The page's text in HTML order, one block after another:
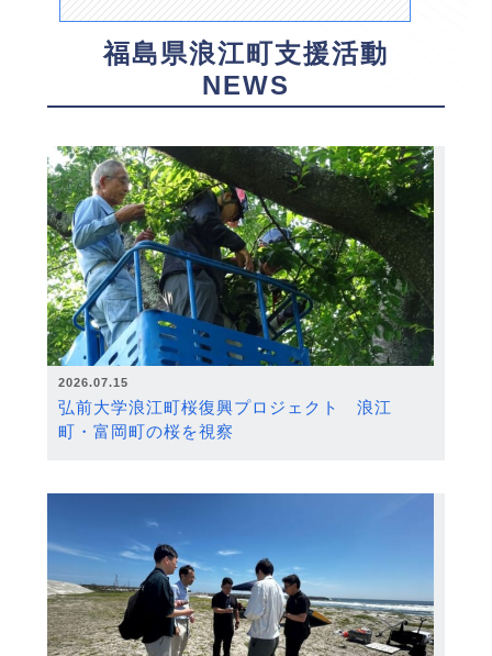
福島県浪江町支援活動
NEWS
2026.07.15
弘前大学浪江町桜復興プロジェクト 浪江
町・富岡町の桜を視察